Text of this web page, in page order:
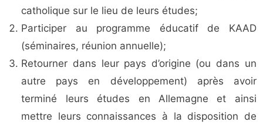
catholique sur le lieu de leurs études;
Participer au programme éducatif de KAAD
(séminaires, réunion annuelle);
Retourner dans leur pays d’origine (ou dans un
autre pays en développement) après avoir
terminé leurs études en Allemagne et ainsi
mettre leurs connaissances à la disposition de